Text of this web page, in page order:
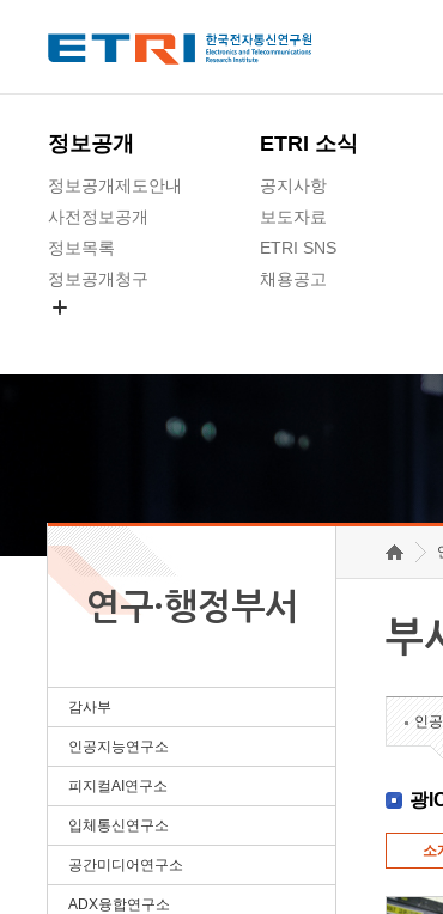
정보공개
정보공개제도안내
사전정보공개
정보목록
정보공개청구
ETRI 소식
공지사항
보도자료
ETRI SNS
채용공고
연구·행정부서
감사부
인공지능연구소
피지컬AI연구소
입체통신연구소
공간미디어연구소
ADX융합연구소
부
인
광
소